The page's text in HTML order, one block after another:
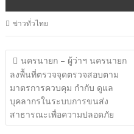
ข่าวทั่วไทย
แนะแนว
เรื่อง
นครนายก – ผู้ว่าฯ นครนายก
ลงพื้นที่ตรวจจุดตรวจสอบตาม
มาตรการควบคุม กำกับ ดูแล
บุคลากรในระบบการขนส่ง
สาธารณะเพื่อความปลอดภัย